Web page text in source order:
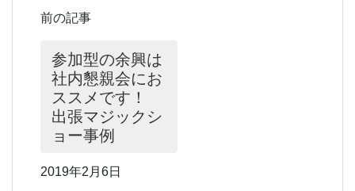
前の記事
参加型の余興は
社内懇親会にお
ススメです！
出張マジックシ
ョー事例
2019年2月6日